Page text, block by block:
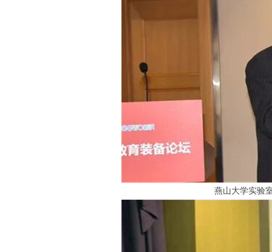
燕山大学实验